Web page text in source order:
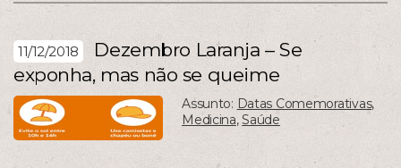
11/12/2018
Dezembro Laranja – Se
exponha, mas não se queime
Assunto: Datas Comemorativas,
Medicina,Saúde